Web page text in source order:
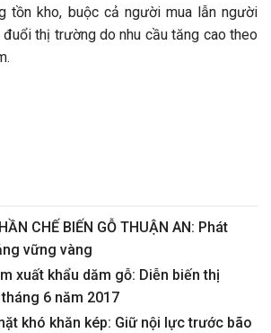
tồn kho, buộc cả người mua lẫn người
thị trường do nhu cầu tăng cao theo
CHẾ BIẾN GỖ THUẬN AN: Phát
vững vàng
xuất khẩu dăm gỗ: Diễn biến thị
6 năm 2017
khó khăn kép: Giữ nội lực trước bão